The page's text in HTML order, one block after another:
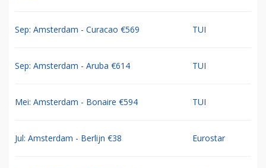
Sep: Amsterdam - Curacao €569 TUI
Sep: Amsterdam - Aruba €614 TUI
Mei: Amsterdam - Bonaire €594 TUI
Jul: Amsterdam - Berlijn €38 Eurostar